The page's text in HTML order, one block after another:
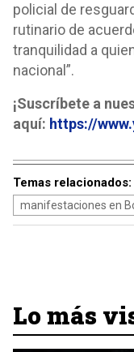
policial de
rutinario de
tranquilidad a
nacional”.
¡Suscríbete a
aquí: https://
Temas relacionados:
manifestaciones en
Lo más